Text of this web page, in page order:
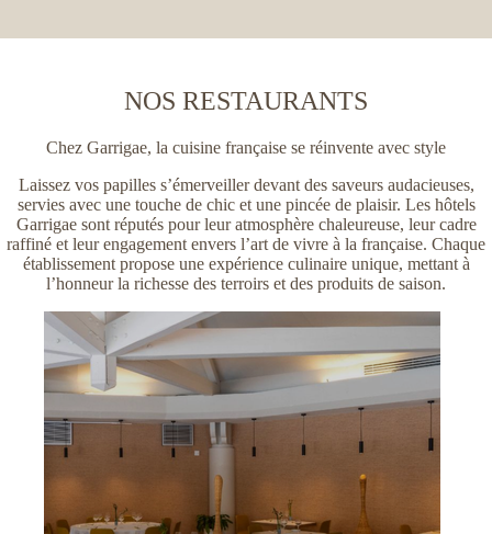
NOS RESTAURANTS
Chez Garrigae, la cuisine française se réinvente avec style
Laissez vos papilles s’émerveiller devant des saveurs audacieuses,
servies avec une touche de chic et une pincée de plaisir. Les hôtels
Garrigae sont réputés pour leur atmosphère chaleureuse, leur cadre
raffiné et leur engagement envers l’art de vivre à la française. Chaque
établissement propose une expérience culinaire unique, mettant à
l’honneur la richesse des terroirs et des produits de saison.